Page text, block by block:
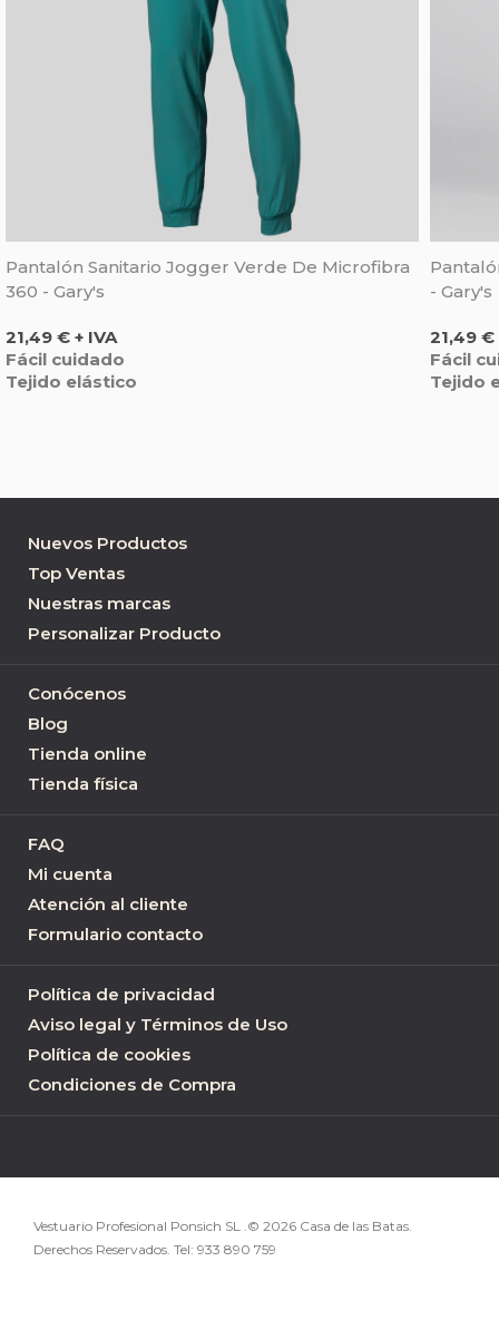
Pantalón Sanitario Jogger Verde De Microfibra
360 - Gary's
Precio
21,49 € + IVA
Fácil cuidado
Tejido elástico
- Gary's
Precio
21,49 €
Fácil
Tejido
Nuevos Productos
Top Ventas
Nuestras marcas
Personalizar Producto
Conócenos
Blog
Tienda online
Tienda física
FAQ
Mi cuenta
Atención al cliente
Formulario contacto
Política de privacidad
Aviso legal y Términos de Uso
Política de cookies
Condiciones de Compra
Vestuario Profesional Ponsich SL .© 2026 Casa de las Batas.
Derechos Reservados. Tel: 933 890 759